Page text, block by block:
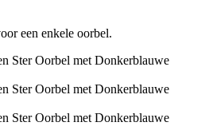
een enkele oorbel.